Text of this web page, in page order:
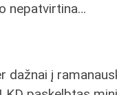
nepatvirtina…
dažnai į